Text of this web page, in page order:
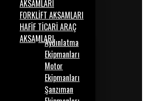
AKSAMLARI
FORKLİFT AKSAMLARI
HAFİF TİCARİ ARAÇ
AKSAMLARIAydınlatma
Ekipmanları
Motor
Ekipmanları
Şanzıman